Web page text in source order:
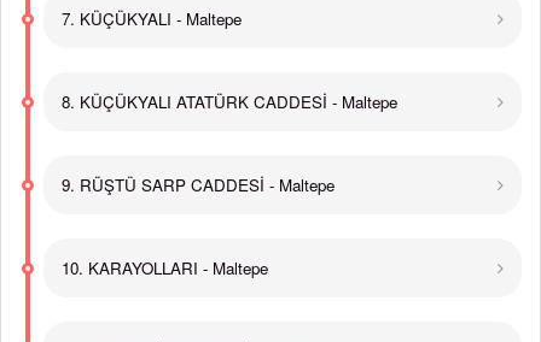
7. KÜÇÜKYALI - Maltepe
8. KÜÇÜKYALI ATATÜRK CADDESİ - Maltepe
9. RÜŞTÜ SARP CADDESİ - Maltepe
10. KARAYOLLARI - Maltepe